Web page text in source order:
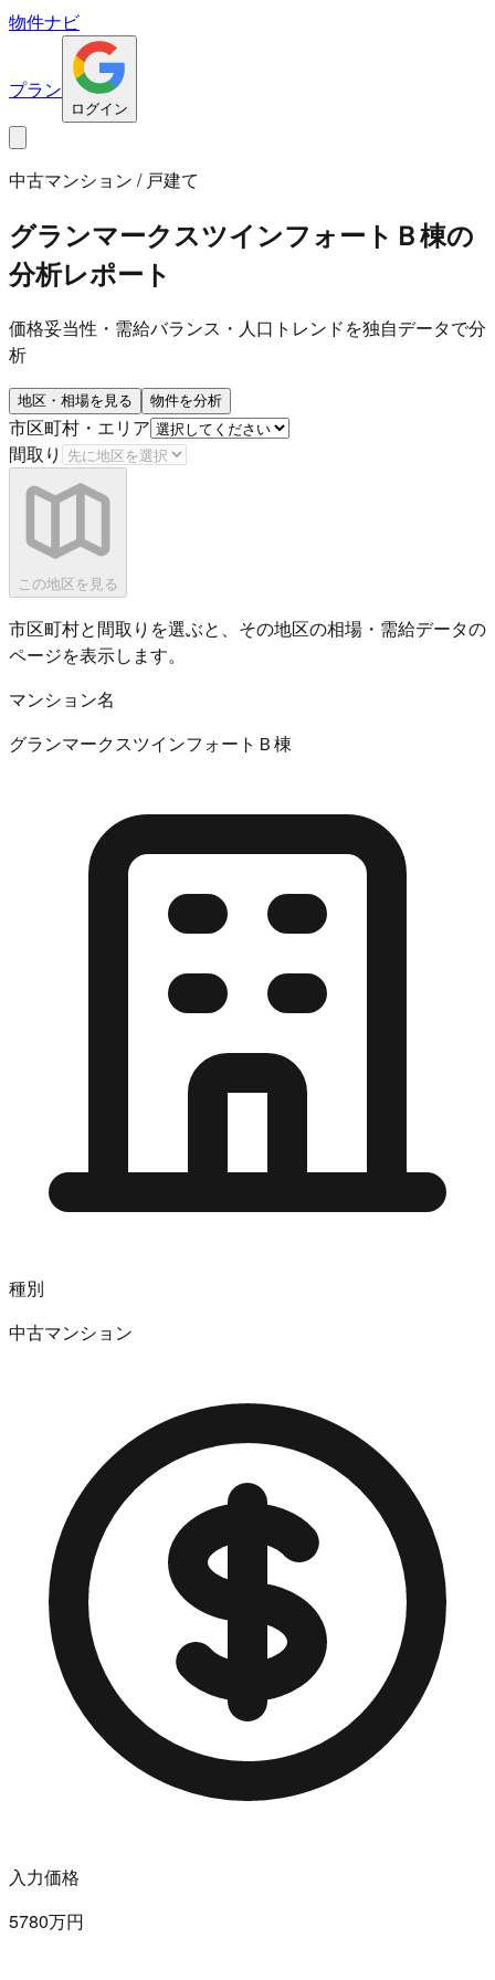
物件ナビ
プラン
ログイン
中古マンション / 戸建て
グランマークスツインフォートＢ棟の
分析レポート
価格妥当性・需給バランス・人口トレンドを独自データで分
析
地区・相場を見る 物件を分析
市区町村・エリア
間取り
この地区を見る
市区町村と間取りを選ぶと、その地区の相場・需給データの
ページを表示します。
マンション名
グランマークスツインフォートＢ棟
種別
中古マンション
入力価格
5780万円